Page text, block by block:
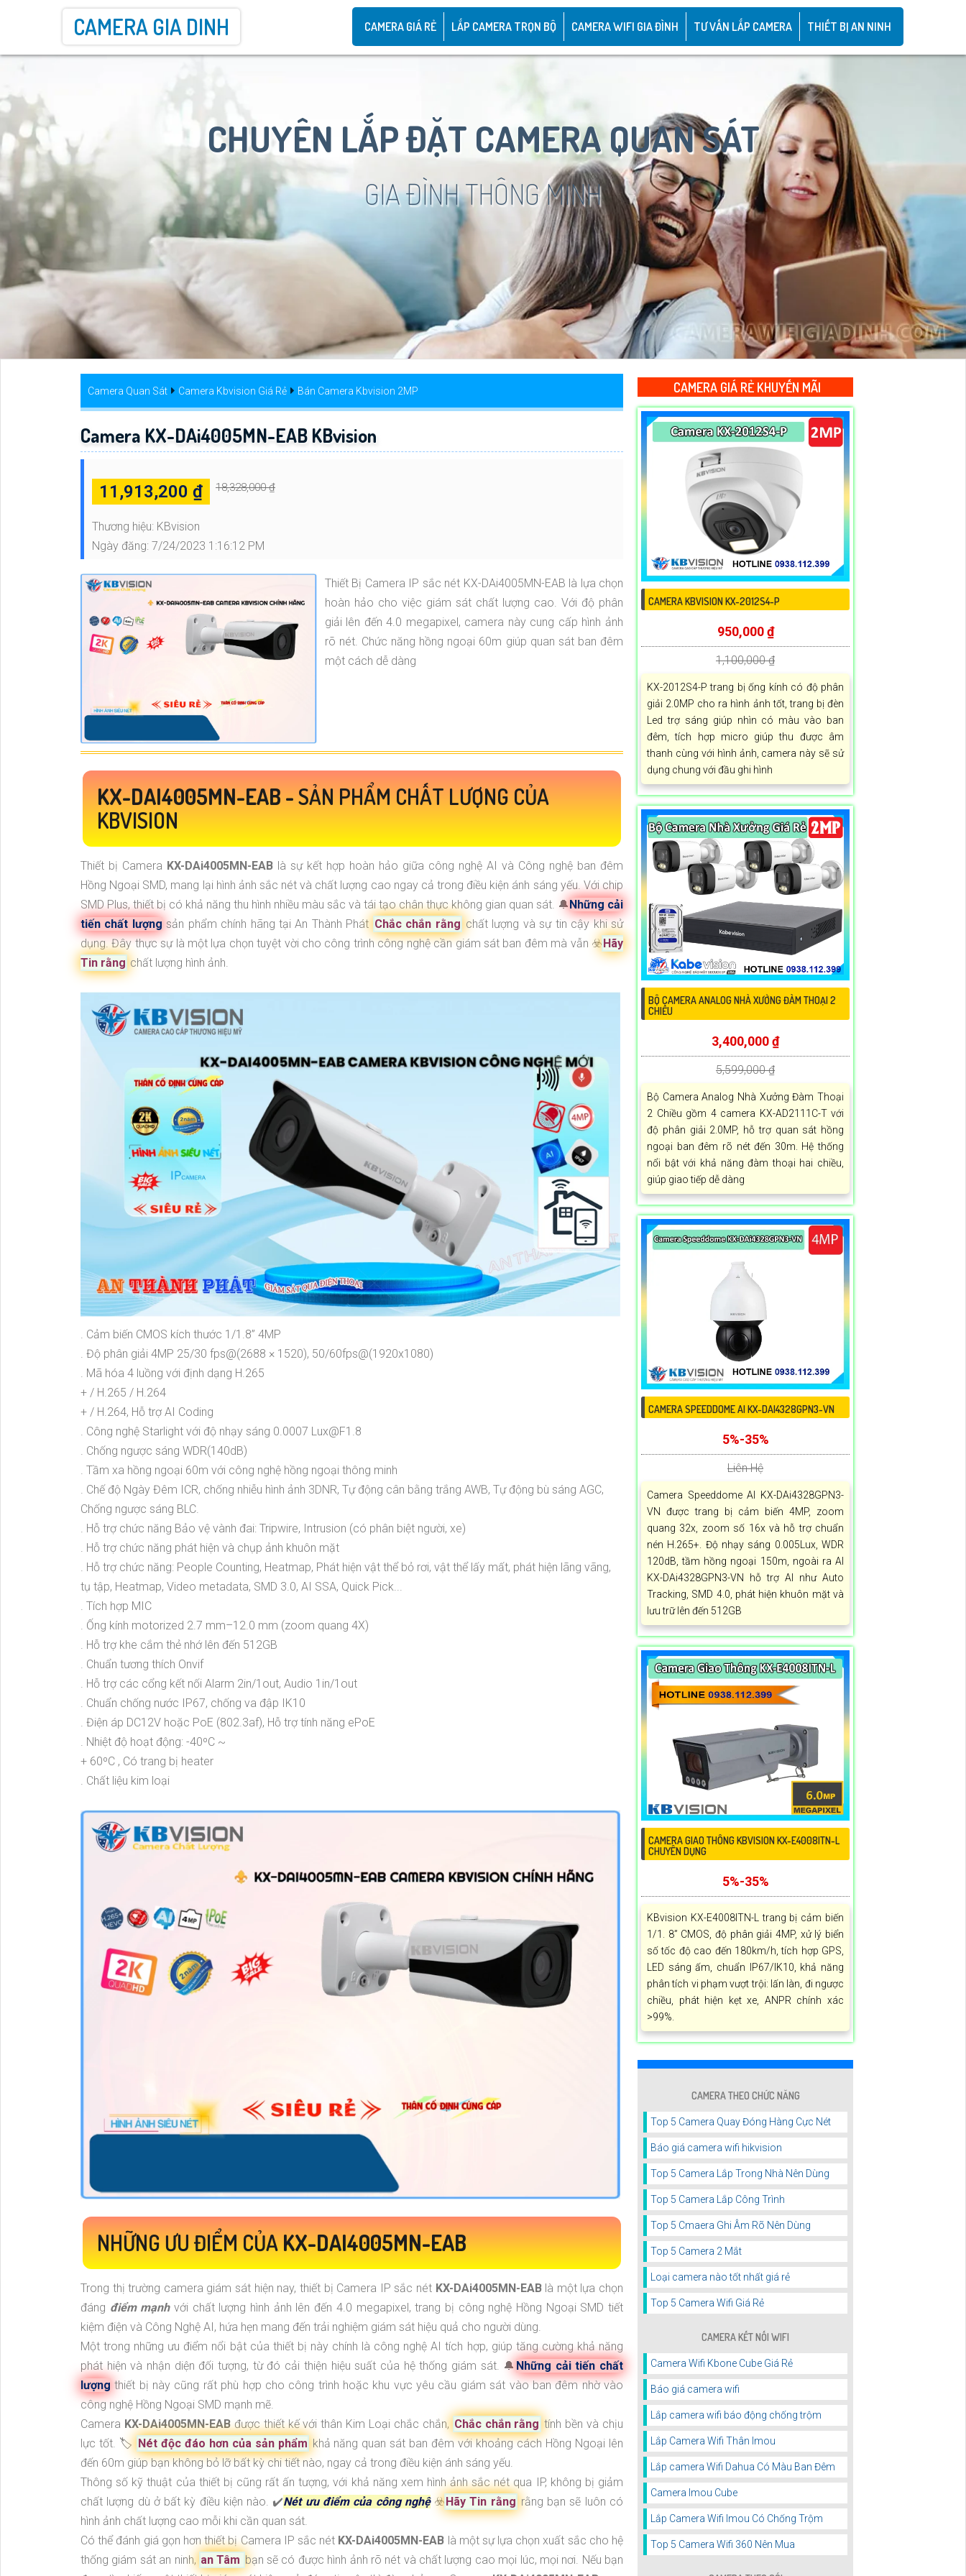
CAMERA GIA DINH CAMERA GIÁ RẺ LẮP CAMERA TRỌN BỘ CAMERA WIFI GIA ĐÌNH TƯ VẤN LẮP CAMERA THIẾT BỊ AN NINH
CHUYÊN LẮP ĐẶT CAMERA QUAN SÁT
GIA ĐÌNH THÔNG MINH
Camera Quan Sát Camera Kbvision Giá Rẻ Bán Camera Kbvision 2MP
Camera KX-DAi4005MN-EAB KBvision
11,913,200 ₫ 18,328,000 ₫
Thương hiệu: KBvision
Ngày đăng: 7/24/2023 1:16:12 PM
Thiết Bị Camera IP sắc nét KX-DAi4005MN-EAB là lựa chọn
hoàn hảo cho việc giám sát chất lượng cao. Với độ phân
giải lên đến 4.0 megapixel, camera này cung cấp hình ảnh
rõ nét. Chức năng hồng ngoại 60m giúp quan sát ban đêm
một cách dễ dàng
KX-DAI4005MN-EAB -SẢN PHẨM CHẤT LƯỢNG CỦA
KBVISION
Thiết bị Camera KX-DAi4005MN-EAB là sự kết hợp hoàn hảo giữa công nghệ AI và Công nghệ ban đêm
Hồng Ngoại SMD, mang lại hình ảnh sắc nét và chất lượng cao ngay cả trong điều kiện ánh sáng yếu. Với chip
SMD Plus, thiết bị có khả năng thu hình nhiều màu sắc và tái tạo chân thực không gian quan sát. 🔔 Những cải
tiến chất lượng sản phẩm chính hãng tại An Thành Phát Chắc chắn rằng chất lượng và sự tin cậy khi sử
dụng. Đây thực sự là một lựa chọn tuyệt vời cho công trình công nghệ cần giám sát ban đêm mà vẫn ☣️ Hãy
Tin rằng chất lượng hình ảnh.
. Cảm biến CMOS kích thước 1/1.8” 4MP
. Độ phân giải 4MP 25/30 fps@(2688 × 1520), 50/60fps@(1920x1080)
. Mã hóa 4 luồng với định dạng H.265
+ / H.265 / H.264
+ / H.264, Hỗ trợ AI Coding
. Công nghệ Starlight với độ nhạy sáng 0.0007 Lux@F1.8
. Chống ngược sáng WDR(140dB)
. Tầm xa hồng ngoại 60m với công nghệ hồng ngoại thông minh
. Chế độ Ngày Đêm ICR, chống nhiễu hình ảnh 3DNR, Tự động cân bằng trắng AWB, Tự động bù sáng AGC,
Chống ngược sáng BLC.
. Hỗ trợ chức năng Bảo vệ vành đai: Tripwire, Intrusion (có phân biệt người, xe)
. Hỗ trợ chức năng phát hiện và chụp ảnh khuôn mặt
. Hỗ trợ chức năng: People Counting, Heatmap, Phát hiện vật thể bỏ rơi, vật thể lấy mất, phát hiện lãng vãng,
tụ tập, Heatmap, Video metadata, SMD 3.0, AI SSA, Quick Pick...
. Tích hợp MIC
. Ống kính motorized 2.7 mm–12.0 mm (zoom quang 4X)
. Hỗ trợ khe cắm thẻ nhớ lên đến 512GB
. Chuẩn tương thích Onvif
. Hỗ trợ các cổng kết nối Alarm 2in/1out, Audio 1in/1out
. Chuẩn chống nước IP67, chống va đập IK10
. Điện áp DC12V hoặc PoE (802.3af), Hỗ trợ tính năng ePoE
. Nhiệt độ hoạt động: -40ºC ~
+ 60ºC , Có trang bị heater
. Chất liệu kim loại
NHỮNG ƯU ĐIỂM CỦAKX-DAI4005MN-EAB
Trong thị trường camera giám sát hiện nay, thiết bị Camera IP sắc nét KX-DAi4005MN-EAB là một lựa chọn
đáng điểm mạnhvới chất lượng hình ảnh lên đến 4.0 megapixel, trang bị công nghệ Hồng Ngoại SMD tiết
kiệm điện và Công Nghệ AI, hứa hẹn mang đến trải nghiệm giám sát hiệu quả cho người dùng.
Một trong những ưu điểm nổi bật của thiết bị này chính là công nghệ AI tích hợp, giúp tăng cường khả năng
phát hiện và nhận diện đối tượng, từ đó cải thiện hiệu suất của hệ thống giám sát. 🔔 Những cải tiến chất
lượng thiết bị này cũng rất phù hợp cho công trình hoặc khu vực yêu cầu giám sát vào ban đêm nhờ vào
công nghệ Hồng Ngoại SMD mạnh mẽ.
Camera KX-DAi4005MN-EABđược thiết kế với thân Kim Loại chắc chắn, Chắc chắn rằng tính bền và chịu
lực tốt. 🏷
Nét độc đáo hơn của sản phẩm khả năng quan sát ban đêm với khoảng cách Hồng Ngoại lên
đến 60m giúp bạn không bỏ lỡ bất kỳ chi tiết nào, ngay cả trong điều kiện ánh sáng yếu.
Thông số kỹ thuật của thiết bị cũng rất ấn tượng, với khả năng xem hình ảnh sắc nét qua IP, không bị giảm
chất lượng dù ở bất kỳ điều kiện nào. ✔️Nét ưu điểm của công nghệ☣️ Hãy Tin rằng rằng bạn sẽ luôn có
hình ảnh chất lượng cao mỗi khi cần quan sát.
Có thể đánh giá gọn hơn thiết bị Camera IP sắc nét KX-DAi4005MN-EAB là một sự lựa chọn xuất sắc cho hệ
thống giám sát an ninh, an Tâm bạn sẽ có được hình ảnh rõ nét và chất lượng cao mọi lúc, mọi nơi. Nếu bạn
CAMERA GIÁ RẺ KHUYẾN MÃI
CAMERA KBVISION KX-2012S4-P
950,000 ₫
1,100,000 ₫
KX-2012S4-P trang bị ống kính có độ phân
giải 2.0MP cho ra hình ảnh tốt, trang bị đèn
Led trợ sáng giúp nhìn có màu vào ban
đêm, tích hợp micro giúp thu được âm
thanh cùng với hình ảnh, camera này sẽ sử
dụng chung với đầu ghi hình
BỘ CAMERA ANALOG NHÀ XƯỞNG ĐÀM THOẠI 2
CHIỀU
3,400,000 ₫
5,599,000 ₫
Bộ Camera Analog Nhà Xưởng Đàm Thoại
2 Chiều gồm 4 camera KX-AD2111C-T với
độ phân giải 2.0MP, hỗ trợ quan sát hồng
ngoại ban đêm rõ nét đến 30m. Hệ thống
nổi bật với khả năng đàm thoại hai chiều,
giúp giao tiếp dễ dàng
CAMERA SPEEDDOME AI KX-DAI4328GPN3-VN
5%-35%
Liên Hệ
Camera Speeddome AI KX-DAi4328GPN3-
VN được trang bị cảm biến 4MP, zoom
quang 32x, zoom số 16x và hỗ trợ chuẩn
nén H.265+. Độ nhạy sáng 0.005Lux, WDR
120dB, tầm hồng ngoại 150m, ngoài ra AI
KX-DAi4328GPN3-VN hỗ trợ AI như Auto
Tracking, SMD 4.0, phát hiện khuôn mặt và
lưu trữ lên đến 512GB
CAMERA GIAO THÔNG KBVISION KX-E4008ITN-L
CHUYÊN DỤNG
5%-35%
KBvision KX-E4008ITN-L trang bị cảm biến
1/1. 8” CMOS, độ phân giải 4MP, xử lý biển
số tốc độ cao đến 180km/h, tích hợp GPS,
LED sáng ấm, chuẩn IP67/IK10, khả năng
phân tích vi phạm vượt trội: lấn làn, đi ngược
chiều, phát hiện kẹt xe, ANPR chính xác
>99%.
CAMERA THEO CHỨC NĂNG
Top 5 Camera Quay Đóng Hàng Cực Nét
Báo giá camera wifi hikvision
Top 5 Camera Lắp Trong Nhà Nên Dùng
Top 5 Camera Lắp Công Trình
Top 5 Cmaera Ghi Âm Rõ Nên Dùng
Top 5 Camera 2 Mắt
Loại camera nào tốt nhất giá rẻ
Top 5 Camera Wifi Giá Rẻ
CAMERA KẾT NỐI WIFI
Camera Wifi Kbone Cube Giá Rẻ
Báo giá camera wifi
Lắp camera wifi báo động chống trộm
Lắp Camera Wifi Thân Imou
Lắp camera Wifi Dahua Có Màu Ban Đêm
Camera Imou Cube
Lắp Camera Wifi Imou Có Chống Trộm
Top 5 Camera Wifi 360 Nên Mua